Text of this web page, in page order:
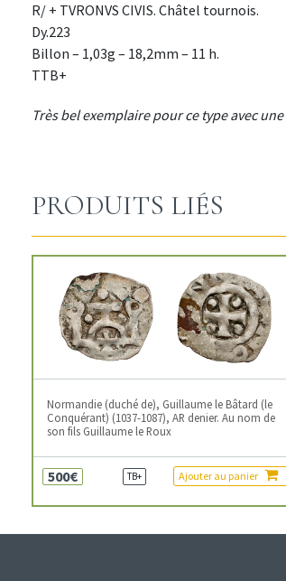
R/ + TVRONVS CIVIS. Châtel tournois.
Dy.223
Billon – 1,03g – 18,2mm – 11 h.
TTB+
Très bel exemplaire pour ce type avec
PRODUITS LIÉS
Normandie (duché de), Guillaume le Bâtard (le
Conquérant) (1037-1087), AR denier. Au nom de
son fils Guillaume le Roux
500€ TB+ Ajouter au panier